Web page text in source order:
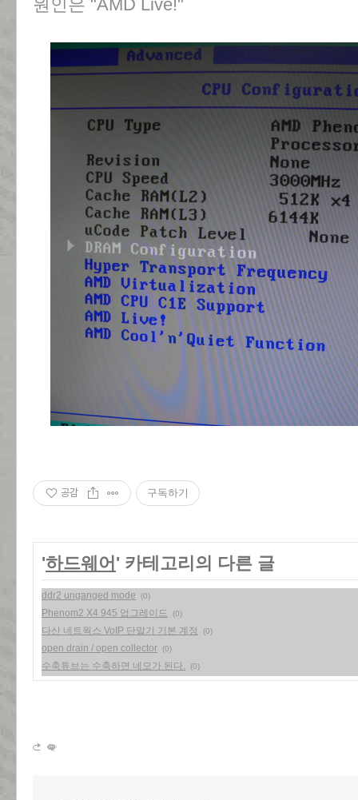
원인은 "AMD Live!"
공감 구독하기
'하드웨어 ' 카테고리의 다른 글
ddr2 unganged mode (0)
Phenom2 X4 945 업그레이드 (0)
다산 네트웍스 VoIP 단말기 기본 계정 (0)
open drain / open collector (0)
수축튜브는 수축하면 네모가 된다. (0)